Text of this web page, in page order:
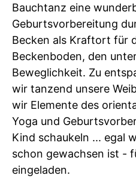
Bauchtanz eine
Geburtsvorbereitung
Becken als Kraftort für
Beckenboden, den
Beweglichkeit. Zu
wir tanzend unsere
wir Elemente des
Yoga und
Kind schaukeln ... egal
schon gewachsen ist -
eingeladen.